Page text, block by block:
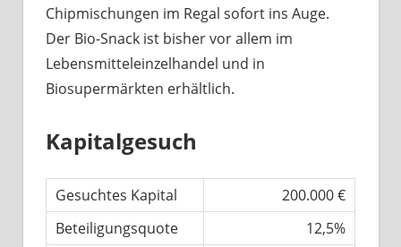
Chipmischungen im Regal sofort ins Auge.
Der Bio-Snack ist bisher vor allem im
Lebensmitteleinzelhandel und in
Biosupermärkten erhältlich.
Kapitalgesuch
Gesuchtes Kapital
200.000 €
Beteiligungsquote
12,5%